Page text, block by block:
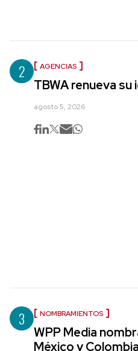
2 AGENCIAS
TBWA renueva
agosto 5, 2026
3 NOMBRAMIENTOS
WPP Media
México y Colombia